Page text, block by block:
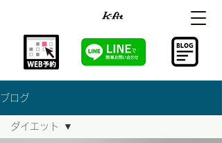
ブログ
ダイエット